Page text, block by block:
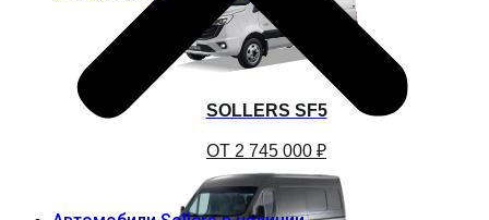
SOLLERS SF5
ОТ 2 745 000 ₽